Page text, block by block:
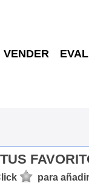
VENDER
TUS
para